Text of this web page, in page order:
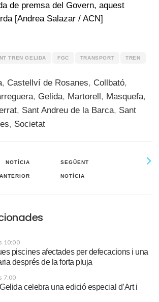
de premsa del Govern, aquest
[Andrea Salazar / ACN]
TREN GELIDA FGC TRANSPORT TREN
, Castellví de Rosanes, Collbató,
, Gelida, Martorell, Masquefa,
, Sant Andreu de la Barca, Sant
, Societat
NOTÍCIA
ANTERIOR
SEGÜENT
NOTÍCIA
10:00
piscines afectades per defecacions i una
després de la forta pluja
7:00
celebra una edició especial d’Art i